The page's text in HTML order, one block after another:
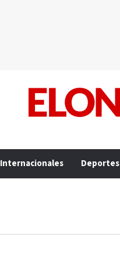
Internacionales Deportes